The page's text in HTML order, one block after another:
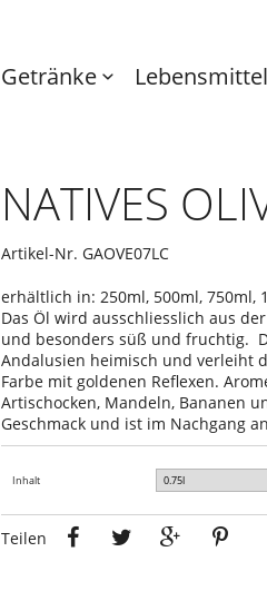
Getränke Lebensmittel
NATIVES
Artikel-Nr. GAOVE07LC
erhältlich in: 250ml, 500ml, 750ml,
Das Öl wird ausschliesslich aus
und besonders süß und fruchtig.
Andalusien heimisch und verleiht
Farbe mit goldenen Reflexen.
Artischocken, Mandeln, Bananen
Geschmack und ist im Nachgang
Inhalt
Teilen
Teilen Tweet Google+